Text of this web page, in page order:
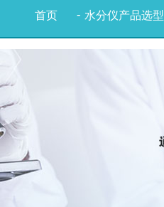
首页 - 水分仪产品选型